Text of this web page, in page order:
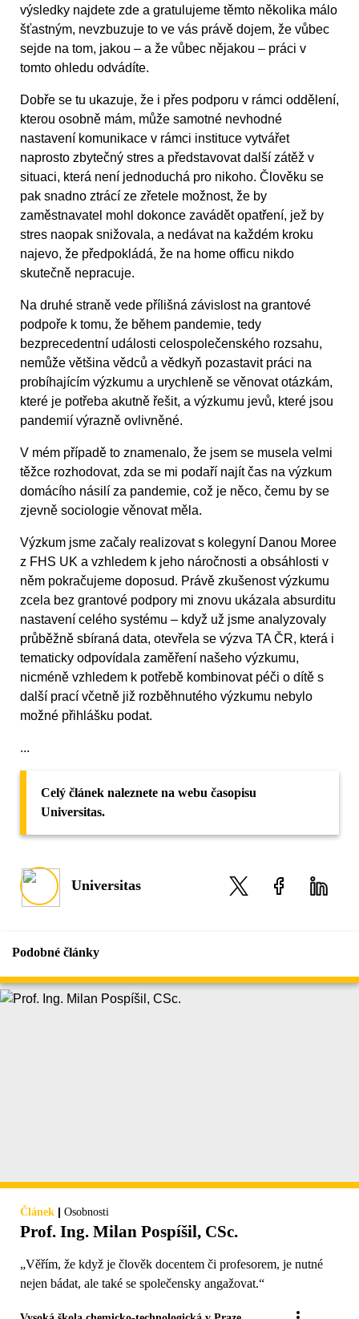
výsledky najdete zde a gratulujeme těmto několika málo
šťastným, nevzbuzuje to ve vás právě dojem, že vůbec
sejde na tom, jakou – a že vůbec nějakou – práci v
tomto ohledu odvádíte.
Dobře se tu ukazuje, že i přes podporu v rámci oddělení,
kterou osobně mám, může samotné nevhodné
nastavení komunikace v rámci instituce vytvářet
naprosto zbytečný stres a představovat další zátěž v
situaci, která není jednoduchá pro nikoho. Člověku se
pak snadno ztrácí ze zřetele možnost, že by
zaměstnavatel mohl dokonce zavádět opatření, jež by
stres naopak snižovala, a nedávat na každém kroku
najevo, že předpokládá, že na home officu nikdo
skutečně nepracuje.
Na druhé straně vede přílišná závislost na grantové
podpoře k tomu, že během pandemie, tedy
bezprecedentní události celospolečenského rozsahu,
nemůže většina vědců a vědkyň pozastavit práci na
probíhajícím výzkumu a urychleně se věnovat otázkám,
které je potřeba akutně řešit, a výzkumu jevů, které jsou
pandemií výrazně ovlivněné.
V mém případě to znamenalo, že jsem se musela velmi
těžce rozhodovat, zda se mi podaří najít čas na výzkum
domácího násilí za pandemie, což je něco, čemu by se
zjevně sociologie věnovat měla.
Výzkum jsme začaly realizovat s kolegyní Danou Moree
z FHS UK a vzhledem k jeho náročnosti a obsáhlosti v
něm pokračujeme doposud. Právě zkušenost výzkumu
zcela bez grantové podpory mi znovu ukázala absurditu
nastavení celého systému – když už jsme analyzovaly
průběžně sbíraná data, otevřela se výzva TA ČR, která i
tematicky odpovídala zaměření našeho výzkumu,
nicméně vzhledem k potřebě kombinovat péči o dítě s
další prací včetně již rozběhnutého výzkumu nebylo
možné přihlášku podat.
...
Celý článek naleznete na webu časopisu
Universitas.
Universitas
Podobné články
Článek | Osobnosti
Prof. Ing. Milan Pospíšil, CSc.
„Věřím, že když je člověk docentem či profesorem, je nutné
nejen bádat, ale také se společensky angažovat.“